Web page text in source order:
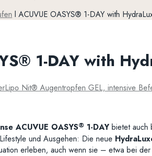
l ACUVUE OASYS® 1-DAY with
1-DAY with
Lipo Nit® Augentropfen GEL, intensive
ACUVUE OASYS® 1-DAYbietet auch
und Ausgehen: Die neue
erleben, auch wenn sie – etwa bei